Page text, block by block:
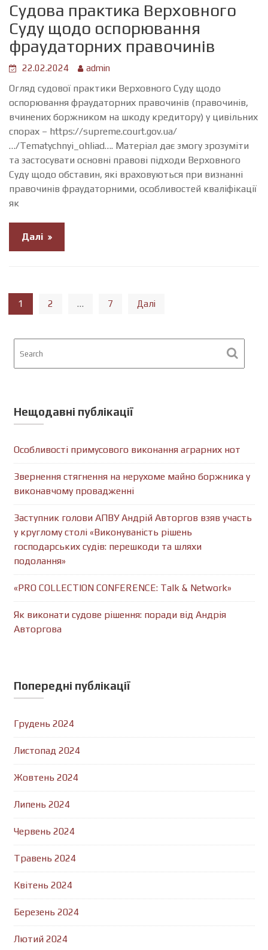
Судова практика Верховного
Суду щодо оспорювання
фраудаторних правочинів
22.02.2024 admin
Огляд судової практики Верховного Суду щодо
оспорювання фраудаторних правочинів (правочинів,
вчинених боржником на шкоду кредитору) у цивільних
спорах – https://supreme.court.gov.ua/
…/Tematychnyi_ohliad…. Матеріал дає змогу зрозуміти
та застосувати основні правові підходи Верховного
Суду щодо обставин, які враховуються при визнанні
правочинів фраудаторними, особливостей кваліфікації
як
Далі
Навігація
записів
1 2 … 7 Далі
Нещодавні публікації
Особливості примусового виконання аграрних нот
Звернення стягнення на нерухоме майно боржника у
виконавчому провадженні
Заступник голови АПВУ Андрій Авторгов взяв участь
у круглому столі «Виконуваність рішень
господарських судів: перешкоди та шляхи
подолання»
«PRO COLLECTION CONFERENCE: Talk & Network»
Як виконати судове рішення: поради від Андрія
Авторгова
Попередні публікації
Грудень 2024
Листопад 2024
Жовтень 2024
Липень 2024
Червень 2024
Травень 2024
Квітень 2024
Березень 2024
Лютий 2024